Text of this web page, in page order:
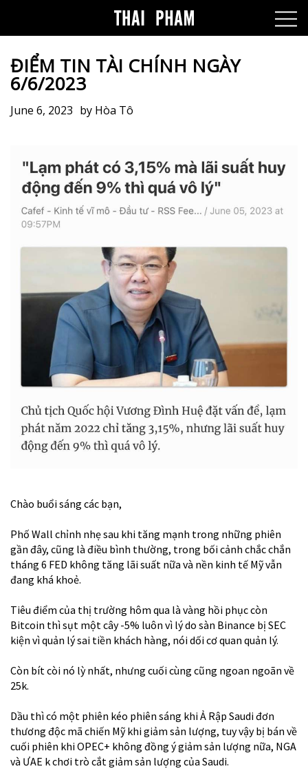
ĐIỂM TIN TÀI CHÍNH NGÀY
6/6/2023
June 6, 2023 by Hòa Tô
Chào buổi sáng các bạn,
Phố Wall chỉnh nhẹ sau khi tăng mạnh trong những phiên
gần đây, cũng là điều bình thường, trong bối cảnh chắc chắn
tháng 6 FED không tăng lãi suất nữa và nền kinh tế Mỹ vẫn
đang khá khoẻ.
Tiêu điểm của thị trường hôm qua là vàng hồi phục còn
Bitcoin thì sụt một cây -5% luôn vì lý do sàn Binance bị SEC
kiện vì quản lý sai tiền khách hàng, nói dối cơ quan quản lý.
Còn bít còi nó lỳ nhất, nhưng cuối cùng cũng ngoan ngoãn về
25k.
Dầu thì có một phiên kéo phiên sáng khi Ả Rập Saudi đơn
thương độc mã chiến Mỹ khi giảm sản lượng, tuy vậy bị bán về
cuối phiên khi OPEC+ không đồng ý giảm sản lượng nữa, NGA
và ƯAE k chơi trò cắt giảm sản lượng của Saudi.